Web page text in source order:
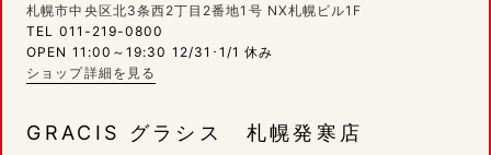
札幌市中央区北3条西2丁目2番地1号 NX札幌ビル1F
TEL 011-219-0800
OPEN 11:00～19:30 12/31･1/1 休み
ショップ詳細を見る
GRACIS グラシス 札幌発寒店